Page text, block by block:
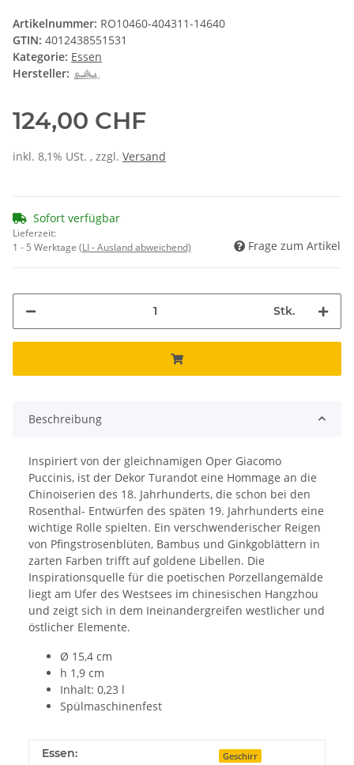
Artikelnummer: RO10460-404311-14640
GTIN: 4012438551531
Kategorie: Essen
Hersteller:
124,00 CHF
inkl. 8,1% USt. , zzgl. Versand
Sofort verfügbar
Lieferzeit:
1 - 5 Werktage (LI - Ausland abweichend) Frage zum Artikel
Stk.
Beschreibung
Inspiriert von der gleichnamigen Oper Giacomo
Puccinis, ist der Dekor Turandot eine Hommage an die
Chinoiserien des 18. Jahrhunderts, die schon bei den
Rosenthal- Entwürfen des späten 19. Jahrhunderts eine
wichtige Rolle spielten. Ein verschwenderischer Reigen
von Pfingstrosenblüten, Bambus und Ginkgoblättern in
zarten Farben trifft auf goldene Libellen. Die
Inspirationsquelle für die poetischen Porzellangemälde
liegt am Ufer des Westsees im chinesischen Hangzhou
und zeigt sich in dem Ineinandergreifen westlicher und
östlicher Elemente.
Ø 15,4 cm
h 1,9 cm
Inhalt: 0,23 l
Spülmaschinenfest
Essen: Geschirr